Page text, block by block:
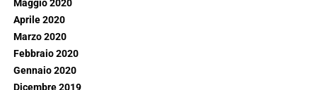
Maggio 2020
Aprile 2020
Marzo 2020
Febbraio 2020
Gennaio 2020
Dicembre 2019